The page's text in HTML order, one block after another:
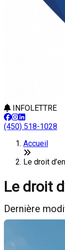
INFOLETTRE
(450) 518-1028
Accueil
Le droit
Le droit
Dernière